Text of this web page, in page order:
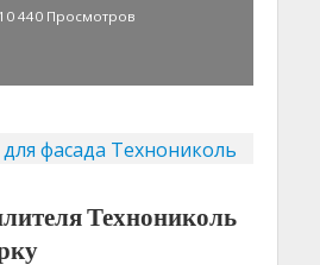
10 440 Просмотров
Технониколь